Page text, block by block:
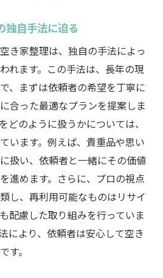
おきたい空き家整理の流れ
が教える次のステップへ進む
見る空き家整理後の新生活準
へ進むための心構え
家活用法—プロからのアドバ
家整理のプロセス
空き家整理後のライフプラ
えた後の新たな一歩
独自手法に迫る
き家整理は、独自の手法によっ
れます。この手法は、長年の現
、まずは依頼者の希望を丁寧に
合った最適なプランを提案しま
どのように扱うかについては、
います。例えば、貴重品や思い
扱い、依頼者と一緒にその価値
進めます。さらに、プロの視点
し、再利用可能なものはリサイ
配慮した取り組みを行っていま
により、依頼者は安心して空き
す。